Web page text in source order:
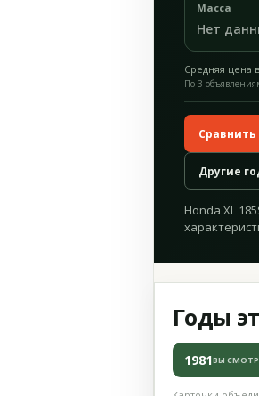
Масса
Нет
Средняя цена
По 3
Другие
Honda XL
Годы
1981ВЫ